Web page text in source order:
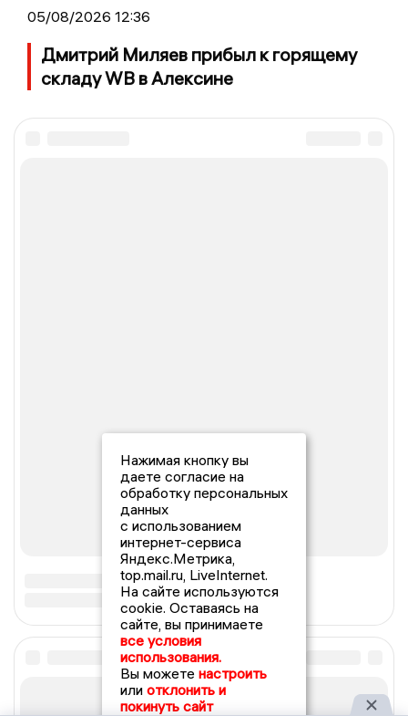
05/08/2026 12:36
Дмитрий Миляев прибыл к горящему
складу WB в Алексине
Нажимая кнопку вы
даете согласие на
обработку персональных
данных
с использованием
интернет-сервиса
Яндекс.Метрика,
top.mail.ru, LiveInternet.
На сайте используются
cookie. Оставаясь на
сайте, вы принимаете
все условия
использования.
Вы можете настроить
или отклонить и
покинуть сайт